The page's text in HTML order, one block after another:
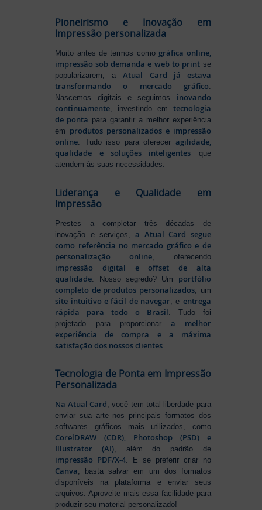
Pioneirismo e Inovação em
Impressão personalizada
Muito antes de termos como gráfica online,
impressão sob demanda e web to printse
popularizarem, aAtual Card já estava
transformando o mercado gráfico.
Nascemos digitais e seguimos inovando
continuamente, investindo em tecnologia
de ponta para garantir a melhor experiência
em produtos personalizados e impressão
online. Tudo isso para oferecer agilidade,
qualidade e soluções inteligentes que
atendem às suas necessidades.
Liderança e Qualidade em
Impressão
Prestes a completar três décadas de
inovação e serviços,a Atual Card segue
como referência no mercado gráfico e de
personalização online, oferecendo
impressão digital e offset de alta
qualidade . Nosso segredo? Um portfólio
completo de produtos personalizados , um
site intuitivo e fácil de navegar , e entrega
rápida para todo o Brasil . Tudo foi
projetado para proporcionara melhor
experiência de compra e a máxima
satisfação dos nossos clientes
Tecnologia de Ponta em Impressão
Personalizada
Na Atual Card, você tem total liberdade para
enviar sua arte nos principais formatos dos
softwares gráficos mais utilizados, como
CorelDRAW (CDR), Photoshop (PSD) e
Illustrator (AI), além do padrão de
impressão PDF/X-4. E se preferir criar no
Canva, basta salvar em um dos formatos
disponíveis na plataforma e enviar seus
arquivos. Aproveite mais essa facilidade para
produzir seu material personalizado!